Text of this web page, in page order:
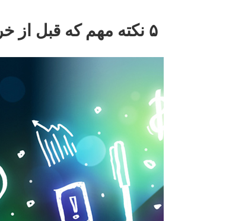
۵ نکته مهم که قبل از خرید دیزل ژنراتور باید بدانی